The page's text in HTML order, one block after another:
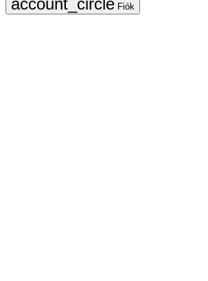
Fiók